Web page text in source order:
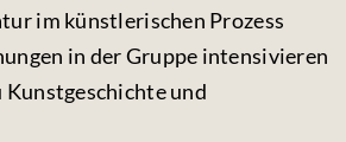
im künstlerischen Prozess
in der Gruppe intensivieren
Kunstgeschichte und